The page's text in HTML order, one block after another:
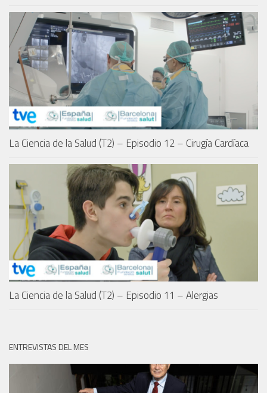
La Ciencia de la Salud (T2) – Episodio 12 – Cirugía Cardíaca
La Ciencia de la Salud (T2) – Episodio 11 – Alergias
ENTREVISTAS DEL MES